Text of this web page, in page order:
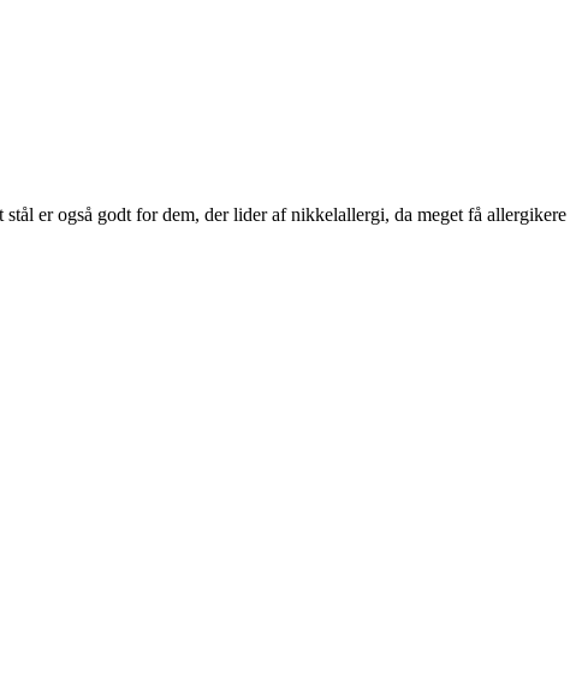
er også godt for dem, der lider af nikkelallergi, da meget få allergikere